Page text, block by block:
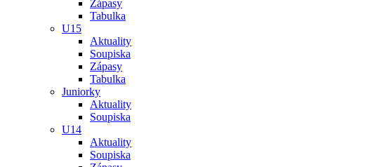
Zápasy
Tabulka
U15
Aktuality
Soupiska
Zápasy
Tabulka
Juniorky
Aktuality
Soupiska
U14
Aktuality
Soupiska